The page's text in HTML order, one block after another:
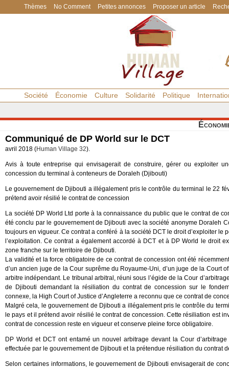
Thèmes No Comment Petites annonces Proposer un article
Société Économie Culture Solidarité Politique
Communiqué de DP World sur le DCT
avril 2018 (Human Village 32).
Avis à toute entreprise qui envisagerait de construire, gérer ou exploiter
concession du terminal à conteneurs de Doraleh (Djibouti)
Le gouvernement de Djibouti a illégalement pris le contrôle du terminal le 22
prétend avoir résilié le contrat de concession
La société DP World Ltd porte à la connaissance du public que le contrat de
été conclu par le gouvernement de Djibouti avec la société anonyme Doraleh
toujours en vigueur. Ce contrat a conféré à la société DCT le droit d’exploiter le
l’exploitation. Ce contrat a également accordé à DCT et à DP World le droit
zone franche sur le territoire de Djibouti.
La validité et la force obligatoire de ce contrat de concession ont été
d’un ancien juge de la Cour suprême du Royaume-Uni, d’un juge de la Court
arbitre indépendant. Le tribunal arbitral, réuni sous l’égide de la Cour
de Djibouti demandant la résiliation du contrat de concession sur le
connexe, la High Court of Justice d’Angleterre a reconnu que ce contrat de
Malgré cela, le gouvernement de Djibouti a illégalement pris le contrôle du
le pays et il prétend avoir résilié le contrat de concession. Cette résiliation est
contrat de concession reste en vigueur et conserve pleine force obligatoire.
DP World et DCT ont entamé un nouvel arbitrage devant la Cour
effectuée par le gouvernement de Djibouti et la prétendue résiliation du contrat
Selon certaines informations, le gouvernement de Djibouti envisagerait de